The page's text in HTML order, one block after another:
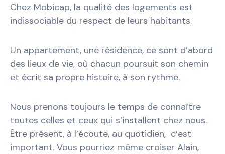
Chez Mobicap, la qualité des logements est
indissociable du respect de leurs habitants.
Un appartement, une résidence, ce sont d’abord
des lieux de vie, où chacun poursuit son chemin
et écrit sa propre histoire, à son rythme.
Nous prenons toujours le temps de connaître
toutes celles et ceux qui s’installent chez nous.
Être présent, à l’écoute, au quotidien, c’est
important. Vous pourriez même croiser Alain,